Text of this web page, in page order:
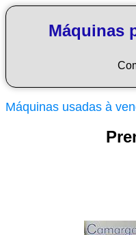
Máquinas
Máquinas usadas à